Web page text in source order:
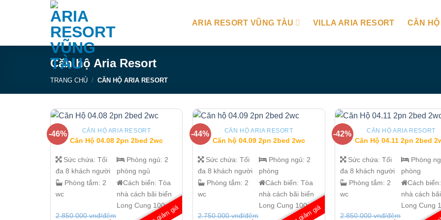
ARIA RESORT VŨNG TÀU VILLA ARIA RESORT CĂN
Căn hộ Aria Resort
TRANG CHỦ / CĂN HỘ ARIA RESORT
-46% CĂN HỘ ARIA RESORT
Căn Hộ 04.08 2pn 2bed 2wc
Sức chứa: Tối
đa 8 khách người
Phòng tắm: 2
wc
Phòng ngủ: 2
phòng ngủ
Cách biển: Tòa
nhà cách bãi biển
Long Cung 100m
2.850.000vnđ/đêm
-44% CĂN HỘ ARIA RESORT
Căn hộ 04.09 2pn 2bed 2wc
Sức chứa: Tối
đa 8 khách người
Phòng tắm: 2
wc
Phòng ngủ: 2
phòng
Cách biển: Tòa
nhà cách bãi biển
Long Cung 100m
2.750.000vnđ/đêm
-42% CĂN HỘ ARIA RESORT
Căn Hộ 04.11 2pn 2bed
Sức chứa:Tối
đa 8 khách người
Phòng tắm:2
wc
Phòng
phòng
Cách biển:
nhà cách
Long Cung
2.850.000vnđ/đêm